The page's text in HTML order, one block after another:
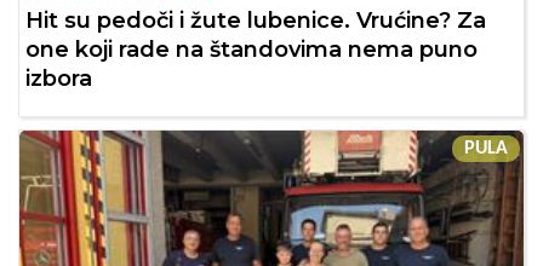
Hit su pedoči i žute lubenice. Vrućine? Za
one koji rade na štandovima nema puno
izbora
PULA